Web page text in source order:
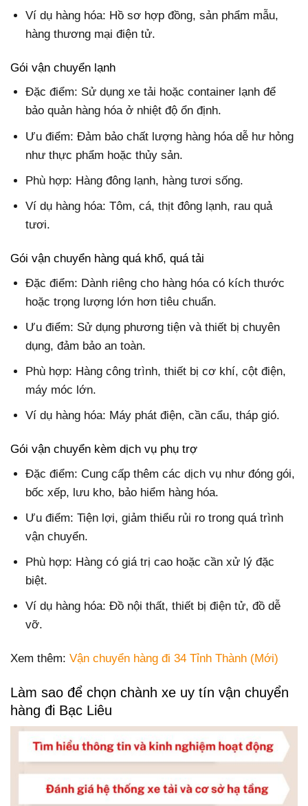
Ví dụ hàng hóa: Hồ sơ hợp đồng, sản phẩm mẫu,
hàng thương mại điện tử.
Gói vận chuyển lạnh
Đặc điểm: Sử dụng xe tải hoặc container lạnh để
bảo quản hàng hóa ở nhiệt độ ổn định.
Ưu điểm: Đảm bảo chất lượng hàng hóa dễ hư hỏng
như thực phẩm hoặc thủy sản.
Phù hợp: Hàng đông lạnh, hàng tươi sống.
Ví dụ hàng hóa: Tôm, cá, thịt đông lạnh, rau quả
tươi.
Gói vận chuyển hàng quá khổ, quá tải
Đặc điểm: Dành riêng cho hàng hóa có kích thước
hoặc trọng lượng lớn hơn tiêu chuẩn.
Ưu điểm: Sử dụng phương tiện và thiết bị chuyên
dụng, đảm bảo an toàn.
Phù hợp: Hàng công trình, thiết bị cơ khí, cột điện,
máy móc lớn.
Ví dụ hàng hóa: Máy phát điện, cần cẩu, tháp gió.
Gói vận chuyển kèm dịch vụ phụ trợ
Đặc điểm: Cung cấp thêm các dịch vụ như đóng gói,
bốc xếp, lưu kho, bảo hiểm hàng hóa.
Ưu điểm: Tiện lợi, giảm thiểu rủi ro trong quá trình
vận chuyển.
Phù hợp: Hàng có giá trị cao hoặc cần xử lý đặc
biệt.
Ví dụ hàng hóa: Đồ nội thất, thiết bị điện tử, đồ dễ
vỡ.
Xem thêm: Vận chuyển hàng đi 34 Tỉnh Thành (Mới)
Làm sao để chọn chành xe uy tín vận chuyển
hàng đi Bạc Liêu